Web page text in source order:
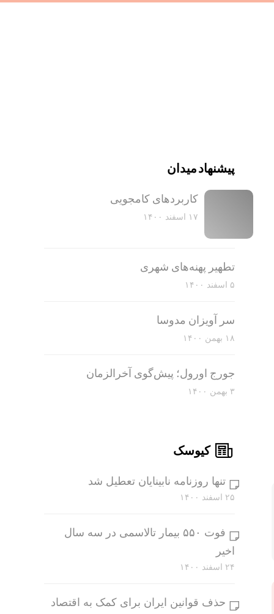
پیشنهاد میدان
کاربرد‌های کامجویی
۱۷ اسفند ۱۴۰۰
تطهیر پهنه‌های شهری
۵ اسفند ۱۴۰۰
سر آویزان مدوسا
۱۸ بهمن ۱۴۰۰
جورج اورول؛ پیش‌گوی آخرالزمان
۳ بهمن ۱۴۰۰
کیوسک
تنها روزنامه نابینایان تعطیل شد
۲۵ اسفند ۱۴۰۰
فوت ۵۵۰ بیمار تالاسمی در سه سال
اخیر
۲۴ اسفند ۱۴۰۰
حذف قوانین ایران برای کمک به اقتصاد